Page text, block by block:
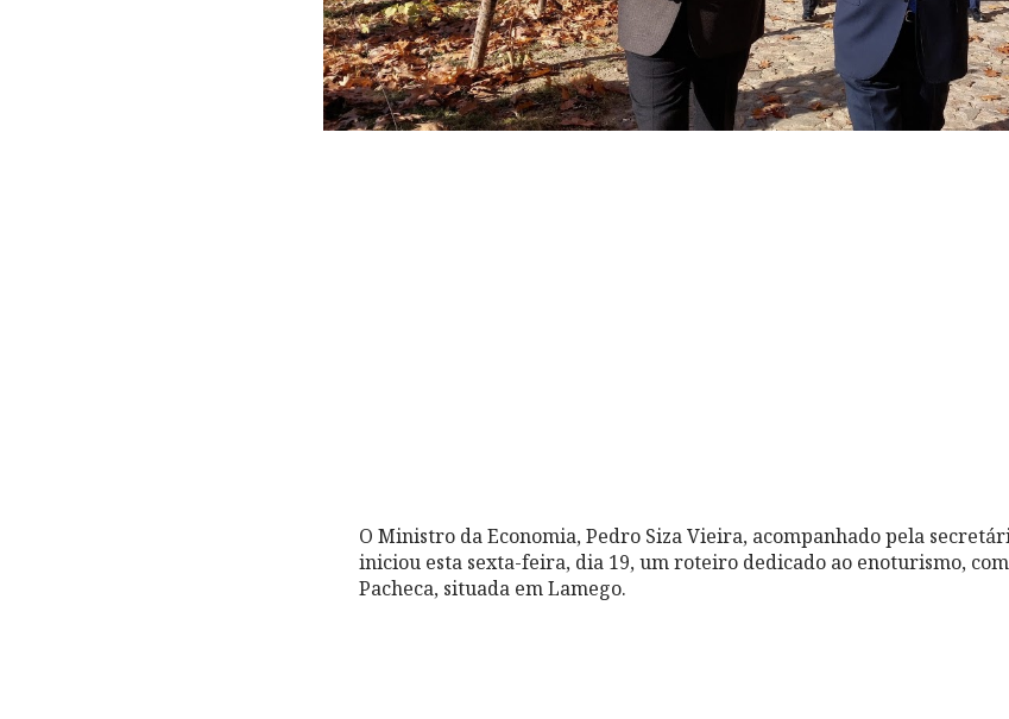
O Ministro da Economia, Pedro Siza Vieira, acompanhado pela
iniciou esta sexta-feira, dia 19, um roteiro dedicado ao enoturismo,
Pacheca, situada em Lamego.